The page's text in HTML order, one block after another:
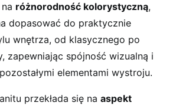
różnorodność kolorystyczną,
dopasować do praktycznie
wnętrza, od klasycznego po
zapewniając spójność wizualną i
elementami wystroju.
przekłada się na aspekt